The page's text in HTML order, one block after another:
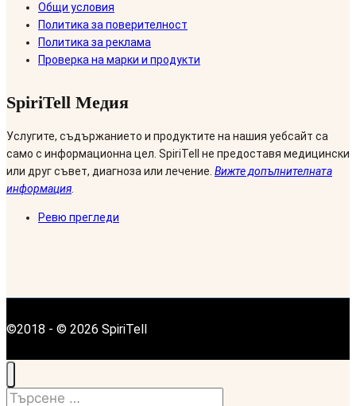
Общи условия
Политика за поверителност
Политика за реклама
Проверка на марки и продукти
SpiriTell Медия
Услугите, съдържанието и продуктите на нашия уебсайт са
само с информационна цел. SpiriTell не предоставя медицински
или друг съвет, диагноза или лечение. Вижте допълнителната
информация.
Ревю прегледи
©2018 - © 2026 SpiriTell
Търсене